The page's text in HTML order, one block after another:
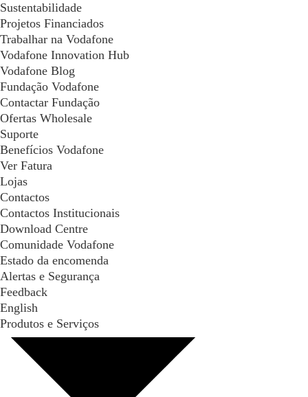
Sustentabilidade
Projetos Financiados
Trabalhar na Vodafone
Vodafone Innovation Hub
Vodafone Blog
Fundação Vodafone
Contactar Fundação
Ofertas Wholesale
Suporte
Benefícios Vodafone
Ver Fatura
Lojas
Contactos
Contactos Institucionais
Download Centre
Comunidade Vodafone
Estado da encomenda
Alertas e Segurança
Feedback
English
Produtos e Serviços